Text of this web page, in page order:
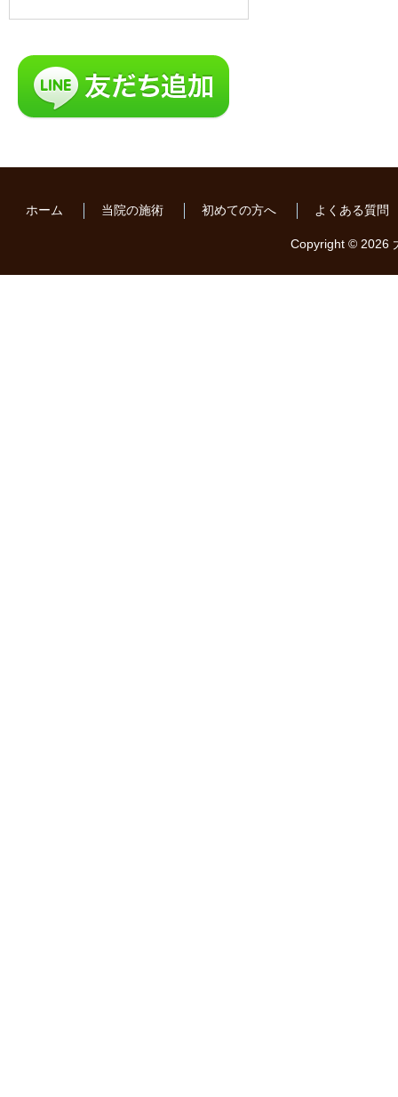
ホーム 当院の施術 初めての方へ よくある質問
Copyright © 2026